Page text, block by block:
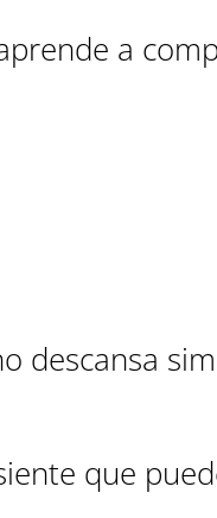
a
descansa
que